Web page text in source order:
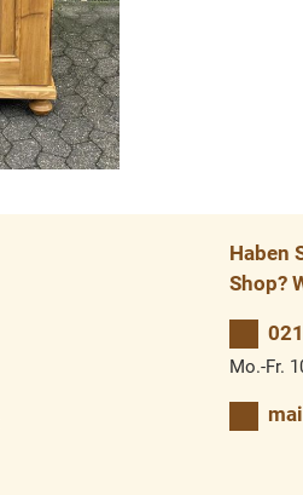
Haben
Shop?
Mo.-Fr.